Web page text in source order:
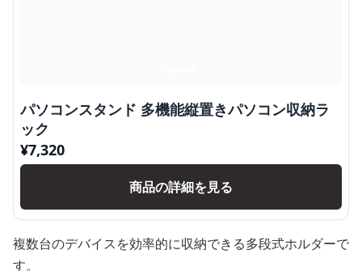
パソコンスタンド 多機能縦置きパソコン収納ラ
ック
¥7,320
商品の詳細を見る
複数台のデバイスを効率的に収納できる多段式ホルダーで
す。